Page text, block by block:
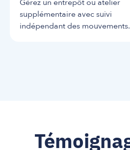
Gérez un entrepôt ou atelier
supplémentaire avec suivi
indépendant des mouvements.